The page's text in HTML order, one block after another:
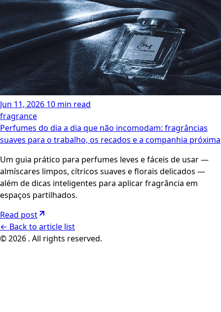
Jun 11, 2026 10 min read
fragrance
Perfumes do dia a dia que não incomodam: fragrâncias
suaves para o trabalho, os recados e a companhia próxima
Um guia prático para perfumes leves e fáceis de usar —
almíscares limpos, cítricos suaves e florais delicados —
além de dicas inteligentes para aplicar fragrância em
espaços partilhados.
Read post
← Back to article list
© 2026 . All rights reserved.